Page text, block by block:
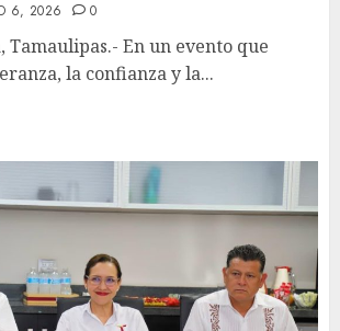
6, 2026 0
Tamaulipas.- En un evento que
la confianza y la...